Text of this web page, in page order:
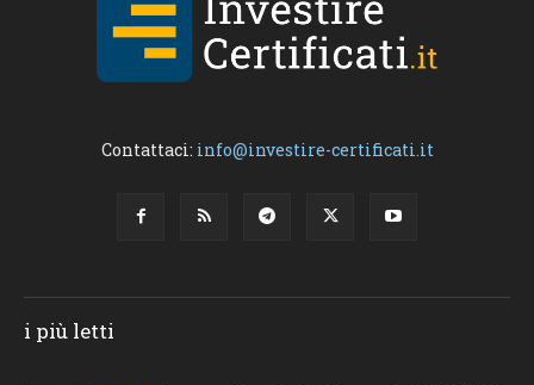
Contattaci: info@investire-certificati.it
i più letti